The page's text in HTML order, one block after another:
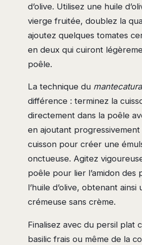
d’olive. Utilisez une huile
vierge fruitée, doublez la
ajoutez quelques tomates
en deux qui cuiront
poêle.
La technique du mantecatura
différence : terminez la
directement dans la poêle
en ajoutant progressivement
cuisson pour créer une
onctueuse. Agitez
poêle pour lier l’amidon des
l’huile d’olive, obtenant ainsi
crémeuse sans crème.
Finalisez avec du persil plat
basilic frais ou même de la